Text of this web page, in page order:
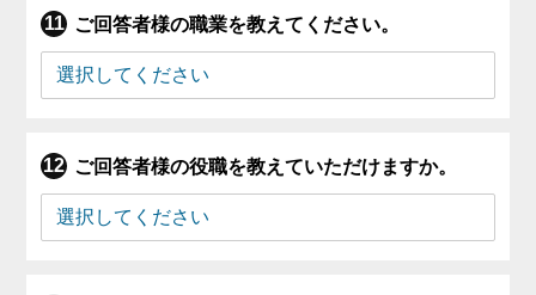
ご回答者様の職業を教えてください。
ご回答者様の役職を教えていただけますか。